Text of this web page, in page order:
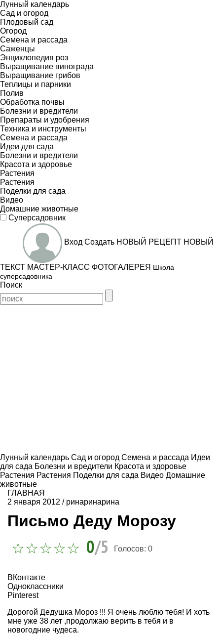
Лунный календарь
Сад и огород
Плодовый сад
Огород
Семена и рассада
Саженцы
Энциклопедия роз
Выращивание винограда
Выращивание грибов
Теплицы и парники
Полив
Обработка почвы
Болезни и вредители
Препараты и удобрения
Техника и инструменты
Семена и рассада
Идеи для сада
Болезни и вредители
Красота и здоровье
Растения
Растения
Поделки для сада
Видео
Домашние животные
Суперсадовник
Вход Создать НОВЫЙ РЕЦЕПТ НОВЫЙ
ТЕКСТ МАСТЕР-КЛАСС ФОТОГАЛЕРЕЯ Школа
суперсадовника
Поиск
Лунный календарь Сад и огород Семена и рассада Идеи
для сада Болезни и вредители Красота и здоровье
Растения Растения Поделки для сада Видео Домашние
животные
ГЛАВНАЯ
2 января 2012 / ринаринарина
Письмо Деду Морозу
0/5 Голосов: 0
ВКонтакте
Одноклассники
Pinterest
Дорогой Дедушка Мороз !!! Я очень люблю тебя! И хоть
мне уже 38 лет ,продолжаю верить в тебя и в
новогодние чудеса.